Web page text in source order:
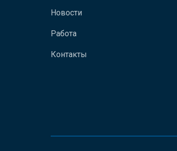
Новости
Работа
Контакты